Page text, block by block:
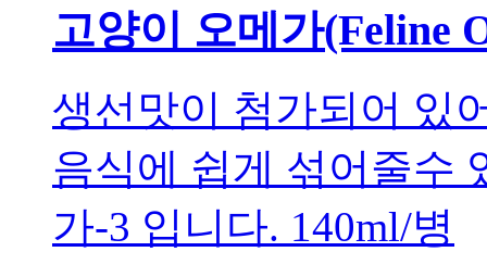
고양이 오메가(Feline
생선맛이 첨가되어 있
음식에 쉽게 섞어줄수
가-3 입니다. 140ml/병